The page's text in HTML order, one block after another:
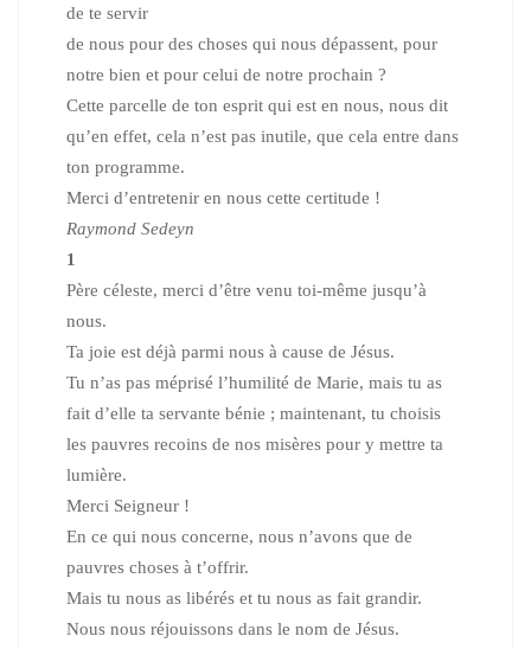
de te servir
de nous pour des choses qui nous dépassent, pour
notre bien et pour celui de notre prochain ?
Cette parcelle de ton esprit qui est en nous, nous dit
qu’en effet, cela n’est pas inutile, que cela entre dans
ton programme.
Merci d’entretenir en nous cette certitude !
Raymond Sedeyn
1
Père céleste, merci d’être venu toi-même jusqu’à
nous.
Ta joie est déjà parmi nous à cause de Jésus.
Tu n’as pas méprisé l’humilité de Marie, mais tu as
fait d’elle ta servante bénie ; maintenant, tu choisis
les pauvres recoins de nos misères pour y mettre ta
lumière.
Merci Seigneur !
En ce qui nous concerne, nous n’avons que de
pauvres choses à t’offrir.
Mais tu nous as libérés et tu nous as fait grandir.
Nous nous réjouissons dans le nom de Jésus.